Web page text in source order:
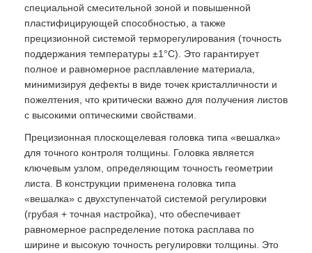
специальной смесительной зоной и повышенной
пластифицирующей способностью, а также
прецизионной системой терморегулирования (точность
поддержания температуры ±1°C). Это гарантирует
полное и равномерное расплавление материала,
минимизируя дефекты в виде точек кристалличности и
пожелтения, что критически важно для получения листов
с высокими оптическими свойствами.
Прецизионная плоскощелевая головка типа «вешалка»
для точного контроля толщины. Головка является
ключевым узлом, определяющим точность геометрии
листа. В конструкции применена головка типа
«вешалка» с двухступенчатой системой регулировки
(грубая + точная настройка), что обеспечивает
равномерное распределение потока расплава по
ширине и высокую точность регулировки толщины. Это